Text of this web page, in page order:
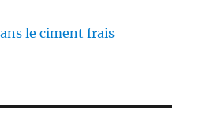
le ciment frais